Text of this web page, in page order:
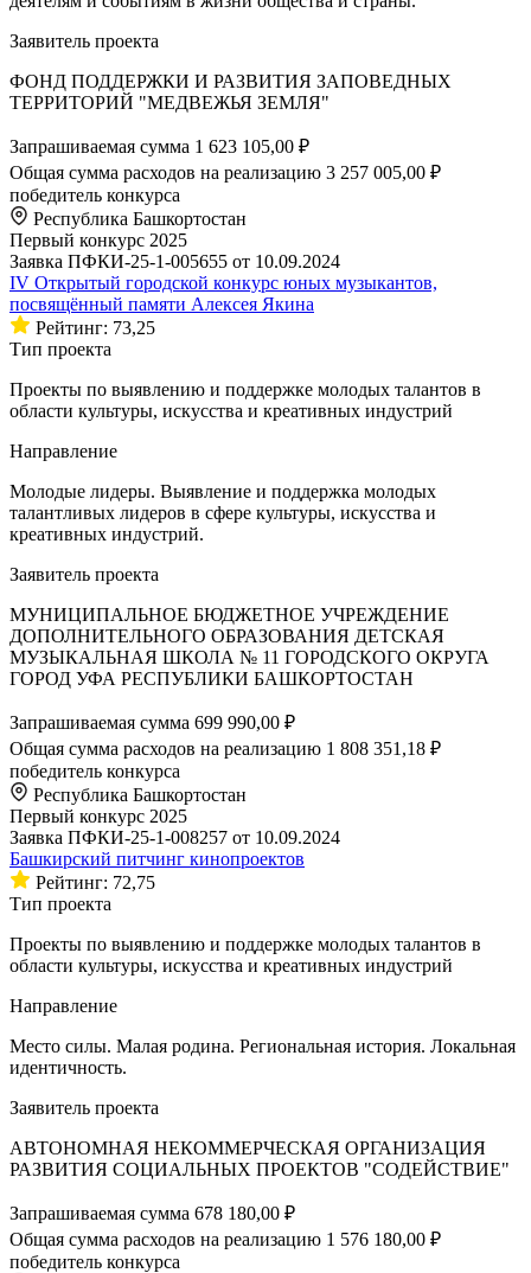
Заявитель проекта
ФОНД ПОДДЕРЖКИ И РАЗВИТИЯ ЗАПОВЕДНЫХ
ТЕРРИТОРИЙ "МЕДВЕЖЬЯ ЗЕМЛЯ"
Запрашиваемая сумма 1 623 105,00 ₽
Общая сумма расходов на реализацию 3 257 005,00 ₽
победитель конкурса
Республика Башкортостан
Первый конкурс 2025
Заявка ПФКИ-25-1-005655 от 10.09.2024
IV Открытый городской конкурс юных музыкантов,
посвящённый памяти Алексея Якина
Рейтинг: 73,25
Тип проекта
Проекты по выявлению и поддержке молодых талантов в
области культуры, искусства и креативных индустрий
Направление
Молодые лидеры. Выявление и поддержка молодых
талантливых лидеров в сфере культуры, искусства и
креативных индустрий.
Заявитель проекта
МУНИЦИПАЛЬНОЕ БЮДЖЕТНОЕ УЧРЕЖДЕНИЕ
ДОПОЛНИТЕЛЬНОГО ОБРАЗОВАНИЯ ДЕТСКАЯ
МУЗЫКАЛЬНАЯ ШКОЛА № 11 ГОРОДСКОГО ОКРУГА
ГОРОД УФА РЕСПУБЛИКИ БАШКОРТОСТАН
Запрашиваемая сумма 699 990,00 ₽
Общая сумма расходов на реализацию 1 808 351,18 ₽
победитель конкурса
Республика Башкортостан
Первый конкурс 2025
Заявка ПФКИ-25-1-008257 от 10.09.2024
Башкирский питчинг кинопроектов
Рейтинг: 72,75
Тип проекта
Проекты по выявлению и поддержке молодых талантов в
области культуры, искусства и креативных индустрий
Направление
Место силы. Малая родина. Региональная история. Локальная
идентичность.
Заявитель проекта
АВТОНОМНАЯ НЕКОММЕРЧЕСКАЯ ОРГАНИЗАЦИЯ
РАЗВИТИЯ СОЦИАЛЬНЫХ ПРОЕКТОВ "СОДЕЙСТВИЕ"
Запрашиваемая сумма 678 180,00 ₽
Общая сумма расходов на реализацию 1 576 180,00 ₽
победитель конкурса